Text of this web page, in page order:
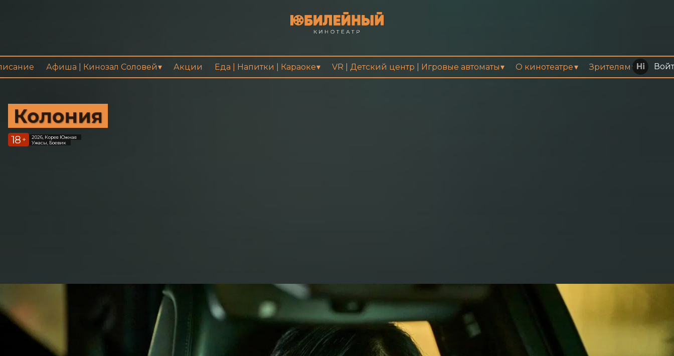
Афиша | Кинозал Соловей Акции Еда | Напитки | Караоке VR | Детский центр | Игровые автоматы О кинотеатре Зрителям
Колония
18 +
2026, Корея Южная
Ужасы, Боевик